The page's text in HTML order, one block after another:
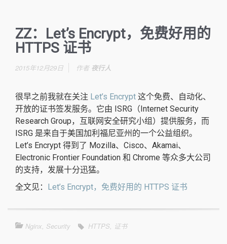
ZZ：Let’s Encrypt，免费好用的
HTTPS 证书
2015年12月29日 作者 夜行人
很早之前我就在关注 Let’s Encrypt 这个免费、自动化、
开放的证书签发服务。它由 ISRG（Internet Security
Research Group，互联网安全研究小组）提供服务，而
ISRG 是来自于美国加利福尼亚州的一个公益组织。
Let’s Encrypt 得到了 Mozilla、Cisco、Akamai、
Electronic Frontier Foundation 和 Chrome 等众多大公司
的支持，发展十分迅猛。
全文见： Let’s Encrypt，免费好用的 HTTPS 证书
Nginx, Security HTTPS, 证书